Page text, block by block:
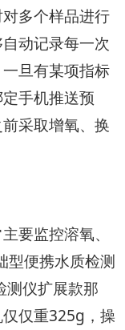
多个样品进行
动记录每一次
旦有某项指标
手机推送预
采取增氧、换
要监控溶氧、
型便携水质检测
测仪扩展款那
仅重325g，操